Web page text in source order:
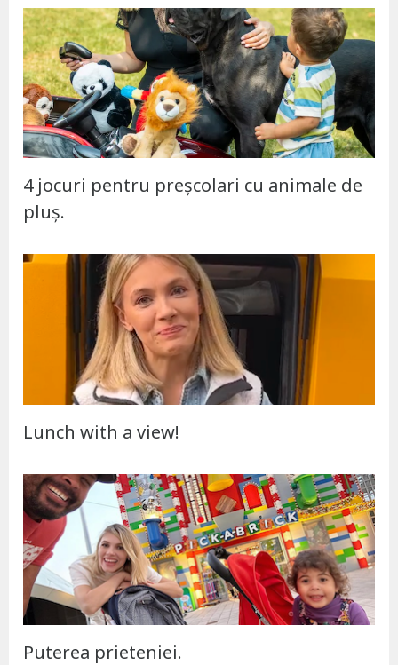
4 jocuri pentru preșcolari cu animale de
pluș.
Lunch with a view!
Puterea prieteniei.